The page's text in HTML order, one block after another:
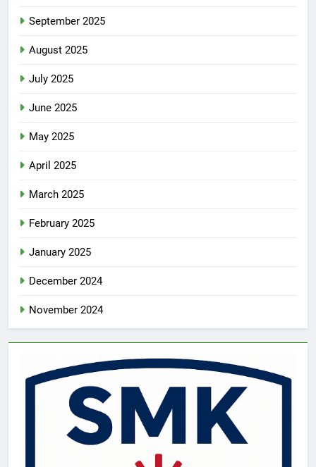
September 2025
August 2025
July 2025
June 2025
May 2025
April 2025
March 2025
February 2025
January 2025
December 2024
November 2024